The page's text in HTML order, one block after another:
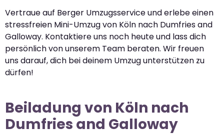
Vertraue auf Berger Umzugsservice und erlebe einen
stressfreien Mini-Umzug von Köln nach Dumfries and
Galloway. Kontaktiere uns noch heute und lass dich
persönlich von unserem Team beraten. Wir freuen
uns darauf, dich bei deinem Umzug unterstützen zu
dürfen!
Beiladung von Köln nach
Dumfries and Galloway